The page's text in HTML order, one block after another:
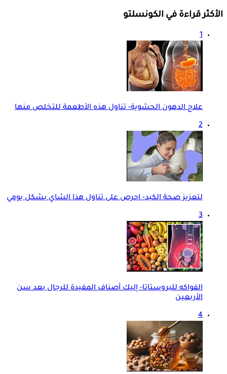
الأكثر قراءة في الكونسلتو
1
علاج الدهون الحشوية- تناول هذه الأطعمة للتخلص منها
2
لتعزيز صحة الكبد- احرص على تناول هذا الشاي بشكل يومي
3
الفواكه للبروستاتا- إليك أصناف المفيدة للرجال بعد سن
الأربعين
4